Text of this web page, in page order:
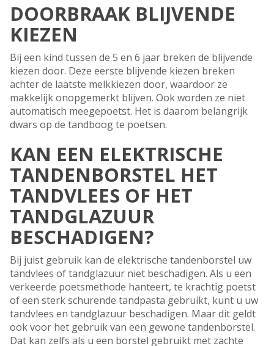
DOORBRAAK BLIJVENDE
KIEZEN
Bij een kind tussen de 5 en 6 jaar breken de blijvende
kiezen door. Deze eerste blijvende kiezen breken
achter de laatste melkkiezen door, waardoor ze
makkelijk onopgemerkt blijven. Ook worden ze niet
automatisch meegepoetst. Het is daarom belangrijk
dwars op de tandboog te poetsen.
KAN EEN ELEKTRISCHE
TANDENBORSTEL HET
TANDVLEES OF HET
TANDGLAZUUR
BESCHADIGEN?
Bij juist gebruik kan de elektrische tandenborstel uw
tandvlees of tandglazuur niet beschadigen. Als u een
verkeerde poetsmethode hanteert, te krachtig poetst
of een sterk schurende tandpasta gebruikt, kunt u uw
tandvlees en tandglazuur beschadigen. Maar dit geldt
ook voor het gebruik van een gewone tandenborstel.
Dat kan zelfs als u een borstel gebruikt met zachte